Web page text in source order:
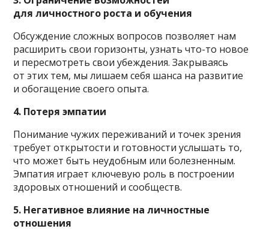
для личностного роста и обучения
Обсуждение сложных вопросов позволяет нам
расширить свои горизонты, узнать что-то новое
и пересмотреть свои убеждения. Закрываясь
от этих тем, мы лишаем себя шанса на развитие
и обогащение своего опыта.
4. Потеря эмпатии
Понимание чужих переживаний и точек зрения
требует открытости и готовности услышать то,
что может быть неудобным или болезненным.
Эмпатия играет ключевую роль в построении
здоровых отношений и сообществ.
5. Негативное влияние на личностные
отношения